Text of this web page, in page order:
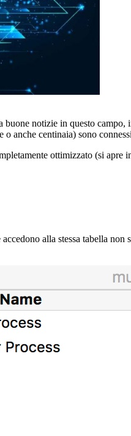
notizie in questo
anche centinaia) sono
ottimizzato (si aprein
alla stessa tabella